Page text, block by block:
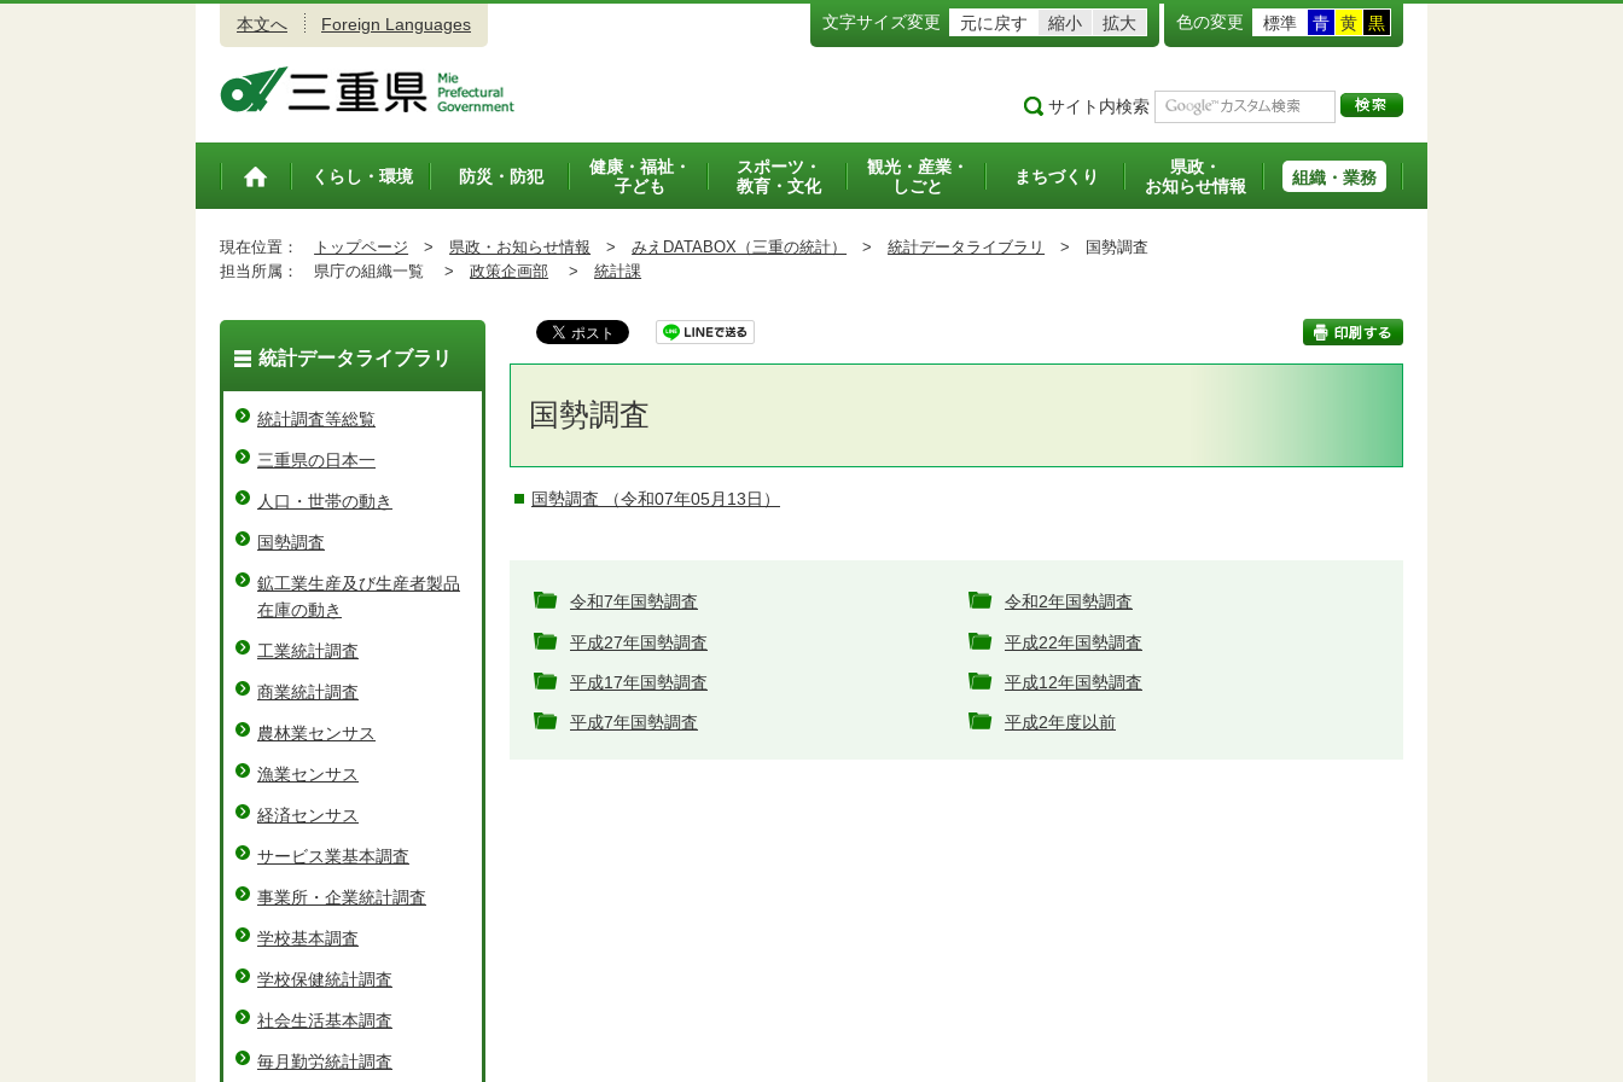
本文へ Foreign Languages 文字サイズ変更 元に戻す 縮小 拡大 色の変更 標準 青 黄 黒
サイト内検索
トップペ
くらし・環境 防災・防犯
健康・福祉・
子ども
スポーツ・
教育・文化
観光・産業・
しごと
まちづくり
県政・
お知らせ情報
組織・業務
現在位置： トップページ > 県政・お知らせ情報 > みえDATABOX（三重の統計） > 統計データライブラリ > 国勢調査
担当所属：
県庁の組織一覧 > 政策企画部 > 統計課
国勢調査
国勢調査 （令和07年05月13日）
令和7年国勢調査 令和2年国勢調査
平成27年国勢調査 平成22年国勢調査
平成17年国勢調査 平成12年国勢調査
平成7年国勢調査 平成2年度以前
統計データライブラリ
統計調査等総覧
三重県の日本一
人口・世帯の動き
国勢調査
鉱工業生産及び生産者製品
在庫の動き
工業統計調査
商業統計調査
農林業センサス
漁業センサス
経済センサス
サービス業基本調査
事業所・企業統計調査
学校基本調査
学校保健統計調査
社会生活基本調査
毎月勤労統計調査